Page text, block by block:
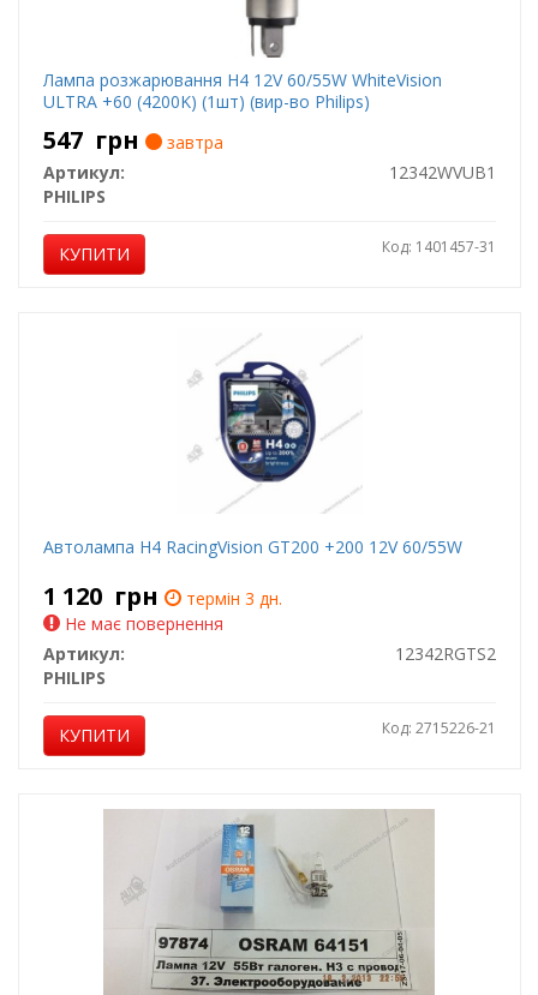
Лампа розжарювання H4 12V 60/55W WhiteVision
ULTRA +60 (4200K) (1шт) (вир-во Philips)
547 грн
завтра
Артикул:
12342WVUB1
PHILIPS
КУПИТИ Код: 1401457-31
Автолампа H4 RacingVision GT200 +200 12V 60/55W
1 120 грн
термін 3 дн.
Не має повернення
Артикул:
12342RGTS2
PHILIPS
КУПИТИ Код: 2715226-21